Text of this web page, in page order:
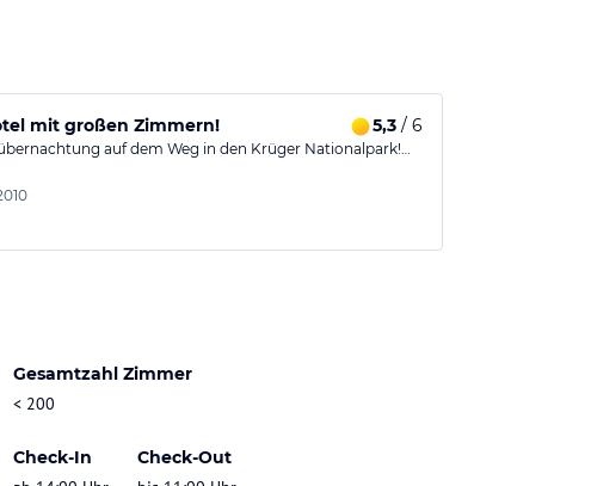
mit großen Zimmern! 5,3 / 6
auf dem Weg in den Krüger Nationalpark!…
Gesamtzahl Zimmer
< 200
Check-In
Check-Out